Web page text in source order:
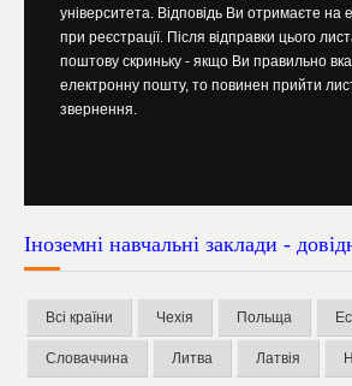
університета. Відповідь Ви отримаєте на
при реєстрації. Після відправки цього
поштову скриньку - якщо Ви правильно
електронну пошту, то повинен прийти
звернення.
Іноземні навчальні заклади -
Всі країни Чехія Польща
Словаччина Литва Латвія